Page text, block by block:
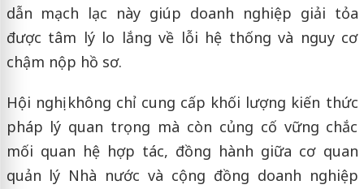
dẫn mạch lạc này giúp doanh nghiệp giải tỏa
được tâm lý lo lắng về lỗi hệ thống và nguy cơ
chậm nộp hồ sơ.
Hội nghị không chỉ cung cấp khối lượng kiến thức
pháp lý quan trọng mà còn củng cố vững chắc
mối quan hệ hợp tác, đồng hành giữa cơ quan
quản lý Nhà nước và cộng đồng doanh nghiệp